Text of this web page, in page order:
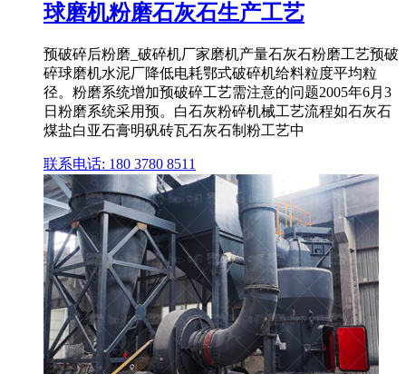
球磨机粉磨石灰石生产工艺
预破碎后粉磨_破碎机厂家磨机产量石灰石粉磨工艺预破
碎球磨机水泥厂降低电耗鄂式破碎机给料粒度平均粒
径。粉磨系统增加预破碎工艺需注意的问题2005年6月3
日粉磨系统采用预。白石灰粉碎机械工艺流程如石灰石
煤盐白亚石膏明矾砖瓦石灰石制粉工艺中
联系电话: 180 3780 8511